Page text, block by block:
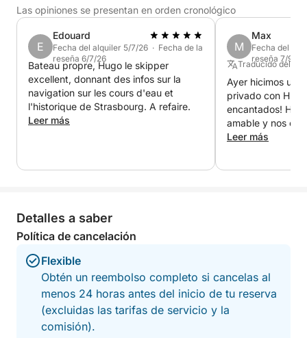
original, íntima y decididamente chic de redescubrir
Estrasburgo.
Las opiniones se presentan en orden cronológico
E
Edouard
Fecha del alquiler 5/7/26 · Fecha de la
reseña 6/7/26
Bateau propre, Hugo le skipper
excellent, donnant des infos sur la
navigation sur les cours d'eau et
l'historique de Strasbourg. A refaire.
Leer más
M
Max
Fecha del
reseña 7/9/25
Traducido del
Ayer hicimos un
privado con
encantados!
amable y nos
una forma muy
repetiríamos sin
Leer más
Detalles a saber
Política de cancelación
Flexible
Obtén un reembolso completo si cancelas al
menos 24 horas antes del inicio de tu reserva
(excluidas las tarifas de servicio y la
comisión).